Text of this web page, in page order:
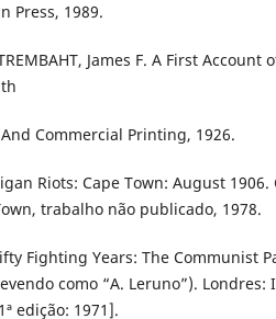
Press, 1989.
James F. A First Account
Commercial Printing, 1926.
Riots: Cape Town: August 1906.
trabalho não publicado, 1978.
Fighting Years: The Communist
como “A. Leruno”). Londres:
edição: 1971].